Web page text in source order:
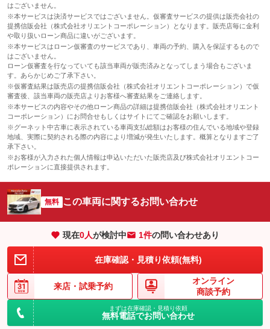
はございません。
※本サービスは決済サービスではございません。仮審査サービスの提供は販売会社の
提携信販会社（株式会社オリエントコーポレーション）となります。販売店毎に金利
や取り扱いローン商品に違いがございます。
※本サービスはローン仮審査のサービスであり、車両の予約、購入を保証するもので
はございません。
ローン仮審査を行なっていても該当車両が販売済みとなってしまう場合もございま
す。あらかじめご了承下さい。
※仮審査結果は販売店の提携信販会社（株式会社オリエントコーポレーション）で仮
審査後、該当車両の販売店よりお客様へ審査結果をご連絡します。
※本サービスの内容やその他ローン商品の詳細は提携信販会社（株式会社オリエント
コーポレーション）にお問合せもしくはサイトにてご確認をお願いします。
※グーネット中古車に表示されている車両支払総額はお客様の住んでいる地域や登録
地域、実際に契約される際の内容により増減が発生いたします。概算となりますご了
承下さい。
※お客様が入力された個人情報は申込いただいた販売店及び株式会社オリエントコー
ポレーションに直接提供されます。
無料 この車両に関するお問い合わせ
現在0人が検討中 1件の問い合わせあり
在庫確認・見積り依頼(無料)
来店・ 試乗予約
オンライン
商談予約
まずは在庫確認・見積り依頼
無料電話でお問い合わせ